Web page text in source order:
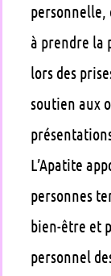
personnelle,
à prendre la
lors des
soutien aux
L’Apatite
personnes
bien-être et
personnel